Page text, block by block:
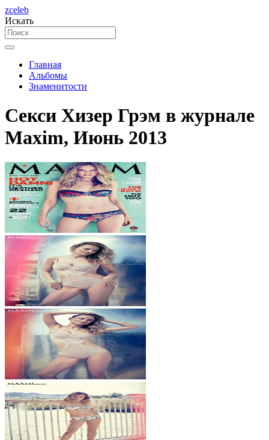
zceleb
Искать
Главная
Альбомы
Знаменитости
Секси Хизер Грэм в журнале
Maxim, Июнь 2013